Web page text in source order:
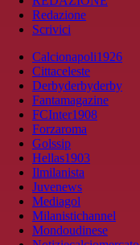
Redazione
Scrivici
Calcionapoli1926
Cittaceleste
Derbyderbyderby
Fantamagazine
FCInter1908
Forzaroma
Golssip
Hellas1903
Ilmilanista
Juvenews
Mediagol
Milanistichannel
Mondoudinese